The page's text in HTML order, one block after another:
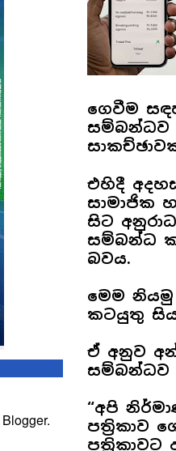
Blogger.
ගෙවීම
සම්බන්ධව
එහිදී
සාමාජික
සිට
සම්බන්ධ
බවය.
මෙම නියමු
කටයුතු
ඒ අනුව
සම්බන්ධව
“අපි
පත්‍රිකාව
පත්‍රිකාවට